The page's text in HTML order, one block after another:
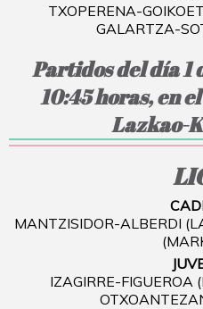
TXOPERENA-
GALARTZA-
Partidos del día 1
10:45 horas, en
Lazkao-
MANTZISIDOR-ALBERDI
IZAGIRRE-FIGUEROA